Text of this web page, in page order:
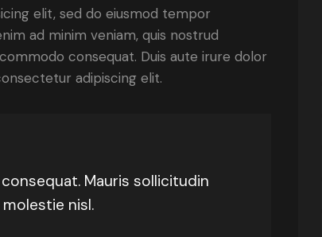
elit, sed do eiusmod tempor
ad minim veniam, quis nostrud
consequat. Duis aute irure dolor
adipiscing elit.
Mauris sollicitudin
nisl.